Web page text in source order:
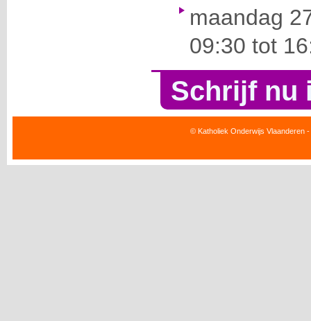
maandag
09:30 tot
Schrijf nu
© Katholiek Onderwijs Vlaanderen